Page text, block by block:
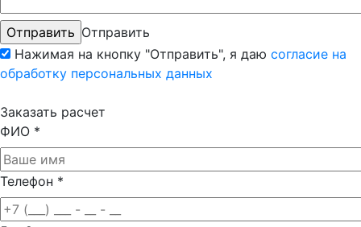
Отправить
Нажимая на кнопку "Отправить", я даю согласие на
обработку персональных данных
Заказать расчет
ФИО *
Телефон *